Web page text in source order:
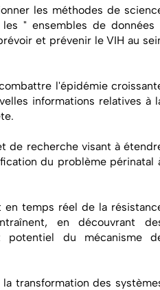
les méthodes de
" ensembles de données
et prévenir le VIH au
l'épidémie
informations relatives à
de recherche visant à
du problème périnatal
temps réel de la
en découvrant
potentiel du mécanisme
transformation des